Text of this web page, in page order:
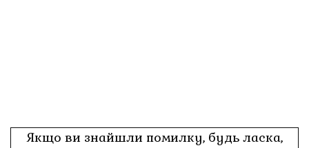
Якщо ви знайшли помилку, будь ласка,